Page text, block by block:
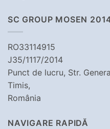
SC GROUP MOSEN
RO33114915
J35/1117/2014
Punct de lucru, Str.
Timis,
România
NAVIGARE RAPIDĂ